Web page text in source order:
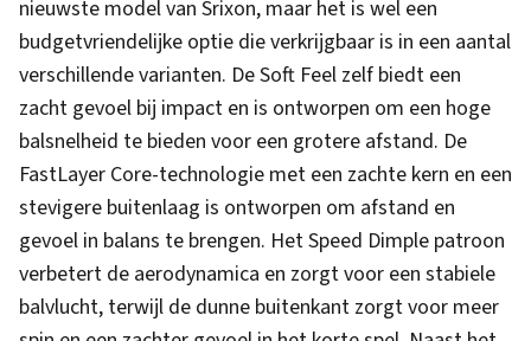
nieuwste model van Srixon, maar het is wel een
budgetvriendelijke optie die verkrijgbaar is in een aantal
verschillende varianten. De Soft Feel zelf biedt een
zacht gevoel bij impact en is ontworpen om een hoge
balsnelheid te bieden voor een grotere afstand. De
FastLayer Core-technologie met een zachte kern en een
stevigere buitenlaag is ontworpen om afstand en
gevoel in balans te brengen. Het Speed Dimple patroon
verbetert de aerodynamica en zorgt voor een stabiele
balvlucht, terwijl de dunne buitenkant zorgt voor meer